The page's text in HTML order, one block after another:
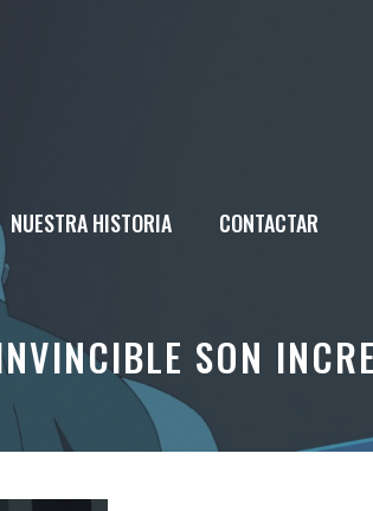
NUESTRA HISTORIA CONTACTAR
SON